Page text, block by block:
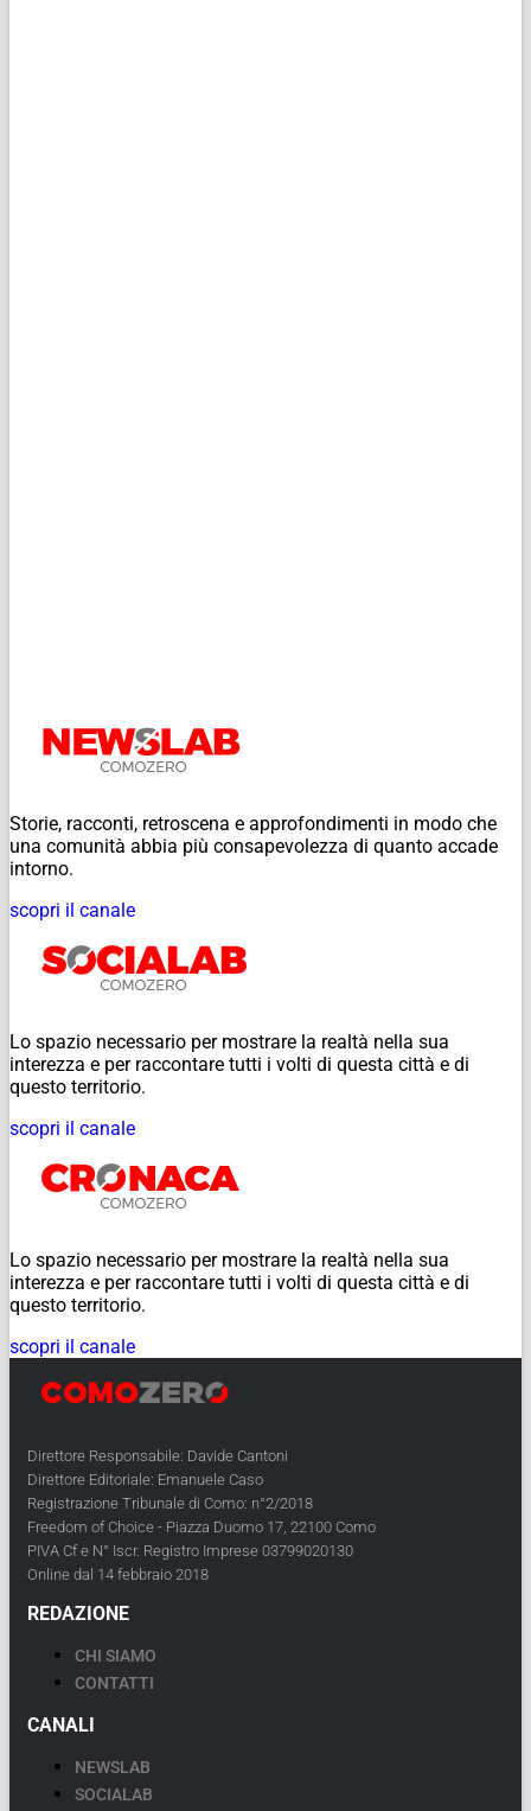
Storie, racconti, retroscena e approfondimenti in modo che
una comunità abbia più consapevolezza di quanto accade
intorno.
scopri il canale
Lo spazio necessario per mostrare la realtà nella sua
interezza e per raccontare tutti i volti di questa città e di
questo territorio.
scopri il canale
Lo spazio necessario per mostrare la realtà nella sua
interezza e per raccontare tutti i volti di questa città e di
questo territorio.
scopri il canale
Direttore Responsabile: Davide Cantoni
Direttore Editoriale: Emanuele Caso
Registrazione Tribunale di Como: n°2/2018
Freedom of Choice - Piazza Duomo 17, 22100 Como
PIVA Cf e N° Iscr. Registro Imprese 03799020130
Online dal 14 febbraio 2018
REDAZIONE
CHI SIAMO
CONTATTI
CANALI
NEWSLAB
SOCIALAB